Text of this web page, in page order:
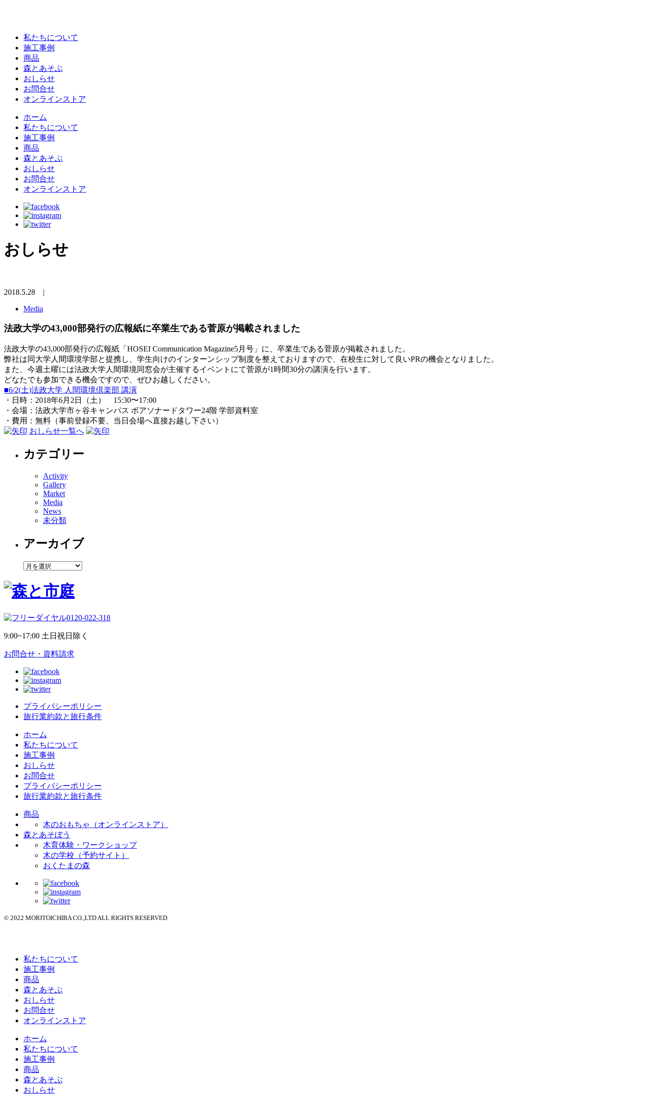
私たちについて
施工事例
商品
森とあそぶ
おしらせ
お問合せ
オンラインストア
ホーム
私たちについて
施工事例
商品
森とあそぶ
おしらせ
お問合せ
オンラインストア
おしらせ
2018.5.28 |
Media
法政大学の43,000部発行の広報紙に卒業生である菅原が掲載されました
法政大学の43,000部発行の広報紙「HOSEI Communication Magazine5月号」に、卒業生である菅原が掲載されました。
弊社は同大学人間環境学部と提携し、学生向けのインターンシップ制度を整えておりますので、在校生に対して良いPRの機会となりました。
また、今週土曜には法政大学人間環境同窓会が主催するイベントにて菅原が1時間30分の講演を行います。
どなたでも参加できる機会ですので、ぜひお越しください。
■6/2(土)法政大学 人間環境倶楽部 講演
・日時：2018年6月2日（土） 15:30〜17:00
・会場：法政大学市ヶ谷キャンパス ボアソナードタワー24階 学部資料室
・費用：無料（事前登録不要、当日会場へ直接お越し下さい）
おしらせ一覧へ
カテゴリー
Activity
Gallery
Market
Media
News
未分類
アーカイブ
ア
カ
イ
0120-022-318
9:00~17:00 土日祝日除く
お問合せ・資料請求
プライバシーポリシー
旅行業約款と旅行条件
ホーム
私たちについて
施工事例
おしらせ
お問合せ
プライバシーポリシー
旅行業約款と旅行条件
商品
木のおもちゃ（オンラインストア）
森とあそぼう
木育体験・ワークショップ
木の学校（予約サイト）
おくたまの森
© 2022 MORITOICHIBA CO.,LTD ALL RIGHTS RESERVED
私たちについて
施工事例
商品
森とあそぶ
おしらせ
お問合せ
オンラインストア
ホーム
私たちについて
施工事例
商品
森とあそぶ
おしらせ